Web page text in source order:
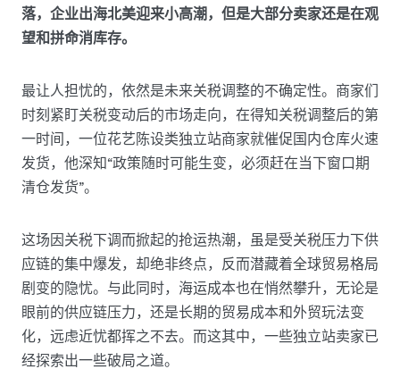
落，企业出海北美迎来小高潮，但是大部分卖家还是在观
望和拼命消库存。
最让人担忧的，依然是未来关税调整的不确定性。商家们
时刻紧盯关税变动后的市场走向，在得知关税调整后的第
一时间，一位花艺陈设类独立站商家就催促国内仓库火速
发货，他深知“政策随时可能生变，必须赶在当下窗口期
清仓发货”。
这场因关税下调而掀起的抢运热潮，虽是受关税压力下供
应链的集中爆发，却绝非终点，反而潜藏着全球贸易格局
剧变的隐忧。与此同时，海运成本也在悄然攀升，无论是
眼前的供应链压力，还是长期的贸易成本和外贸玩法变
化，远虑近忧都挥之不去。而这其中，一些独立站卖家已
经探索出一些破局之道。